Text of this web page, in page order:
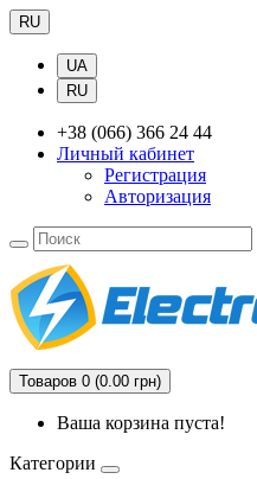
RU
UA
RU
+38 (066) 366 24 44
Личный кабинет
Регистрация
Авторизация
Товаров 0 (0.00 грн)
Ваша корзина пуста!
Категории